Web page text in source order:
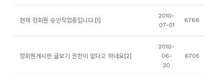
현재 정회원 승인작업중입니다.[1]
2010-
07-01
6768
정회원게시판 글보기 권한이 없다고 하네요[2]
2010-
06-
30
6705
진